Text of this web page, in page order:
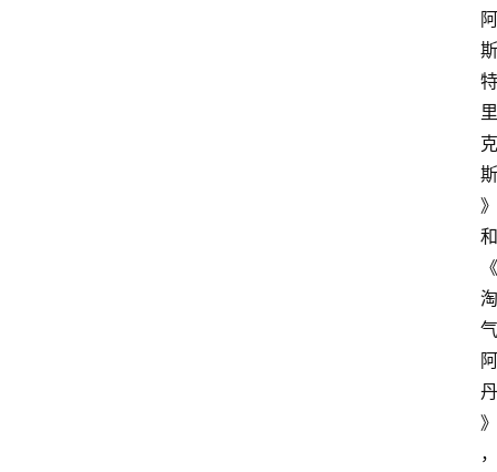
阿
斯
特
里
克
斯
》
和
《
淘
气
阿
丹
》
，